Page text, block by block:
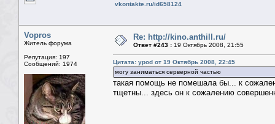
vkontakte.ru/id658124
Vopros
Житель форума
Репутация: 197
Сообщений: 1974
Re: http://kino.anthill.ru/
Ответ #243 : 19 Октябрь 2008, 21:55
Цитата: ypod от 19 Октябрь 2008, 22:45
могу заниматься серверной частью
такая помощь не помешала бы... к
тщетны... здесь он к сожалению